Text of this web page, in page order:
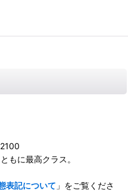
もに最高クラス。
表記について 」をご覧くださ